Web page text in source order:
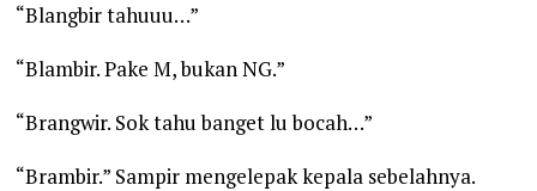
“Blangbir tahuuu…”
“Blambir. Pake M, bukan NG.”
“Brangwir. Sok tahu banget lu bocah…”
“Brambir.” Sampir mengelepak kepala sebelahnya.